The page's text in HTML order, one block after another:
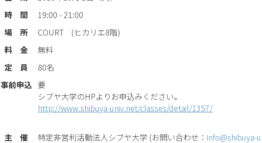
時 間
19:00 - 21:00
場 所
COURT (ヒカリエ8階)
料 金
無料
定 員
80名
事前申込 要
シブヤ大学のHPよりお申込みください。
http://www.shibuya-univ.net/classes/detail/1357/
主 催 特定非営利活動法人シブヤ大学 (お問い合わせ： info@shibuya-